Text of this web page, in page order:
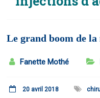
Le grand boom de la
Fanette Mothé
20 avril 2018